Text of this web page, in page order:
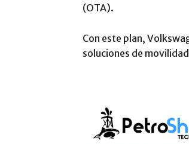
(OTA).
Con este plan,
soluciones de